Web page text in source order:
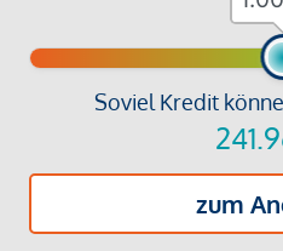
Soviel Kredit
zum